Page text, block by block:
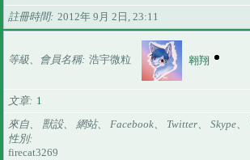
註冊時間
2012年 9月 2日, 23:11
等級、會員名稱 浩宇微粒 翱翔
文章
1
來自、 獸設、 網站、 Facebook、 Twitter、 Skype、
性別
firecat3269